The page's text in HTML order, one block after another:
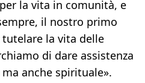
la vita in comunità, e
il nostro primo
la vita delle
di dare assistenza
anche spirituale».